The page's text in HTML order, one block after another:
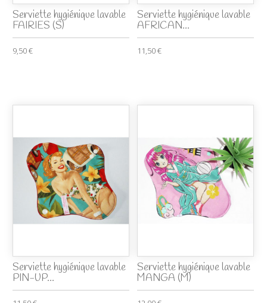
Serviette hygiénique lavable
FAIRIES (S)
9,50 €
Serviette hygiénique lavable
AFRICAN...
11,50 €
Serviette hygiénique lavable
PIN-UP...
Serviette hygiénique lavable
MANGA (M)